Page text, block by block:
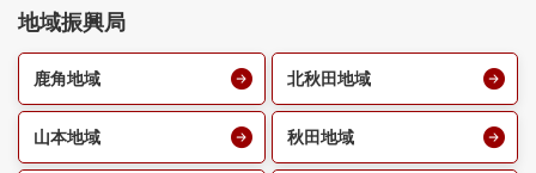
地域振興局
鹿角地域 北秋田地域
山本地域 秋田地域